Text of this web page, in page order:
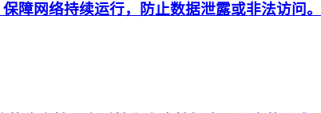
障网络持续运行，防止数据泄露或非法访问